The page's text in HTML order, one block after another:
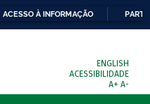
ACESSO À INFORMAÇÃO
ENGLISH
ACESSIBILIDADE
A+ A-